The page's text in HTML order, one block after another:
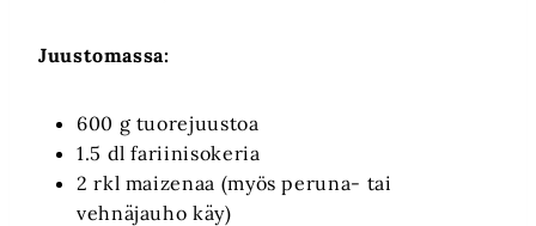
Juustomassa:
600 g tuorejuustoa
1.5 dl fariinisokeria
2 rkl maizenaa (myös peruna- tai
vehnäjauho käy)